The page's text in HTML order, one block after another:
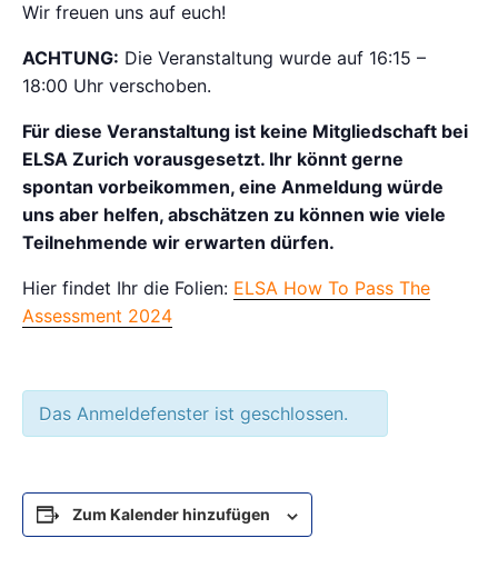
Wir freuen uns auf euch!
ACHTUNG: Die Veranstaltung wurde auf 16:15 –
18:00 Uhr verschoben.
Für diese Veranstaltung ist keine Mitgliedschaft bei
ELSA Zurich vorausgesetzt. Ihr könnt gerne
spontan vorbeikommen, eine Anmeldung würde
uns aber helfen, abschätzen zu können wie viele
Teilnehmende wir erwarten dürfen.
Hier findet Ihr die Folien: ELSA How To Pass The
Assessment 2024
Das Anmeldefenster ist geschlossen.
Zum Kalender hinzufügen